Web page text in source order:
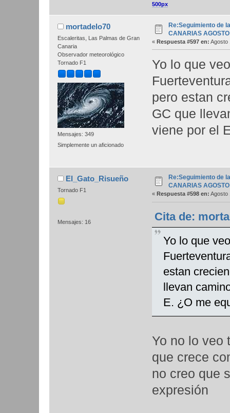
500px
mortadelo70
Escaleritas, Las Palmas de Gran
Canaria
Observador meteorológico
Tornado F1
Mensajes: 349
Simplemente un aficionado
Re:Seguimiento de
CANARIAS
« Respuesta #597 en: Agosto
Yo lo que
pero estan
GC que
viene por el
El_Gato_Risueño
Tornado F1
Mensajes: 16
Re:Seguimiento de
CANARIAS
« Respuesta #598 en: Agosto
Cita de:
Yo lo que
estan
llevan
E. ¿O me
Yo no lo veo
que crece
no creo que
expresión